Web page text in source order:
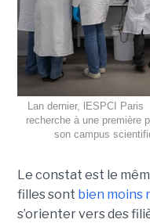
Lan dernier, lESPCI
recherche à une première
son campus
Le constat est le
filles sont bien moins
s’orienter vers des